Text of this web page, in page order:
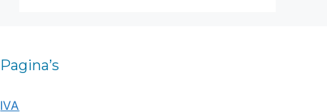
Pagina’s
IVA